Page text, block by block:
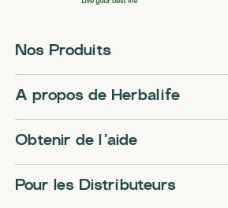
Nos Produits
A propos de Herbalife
Obtenir de l’aide
Pour les Distributeurs